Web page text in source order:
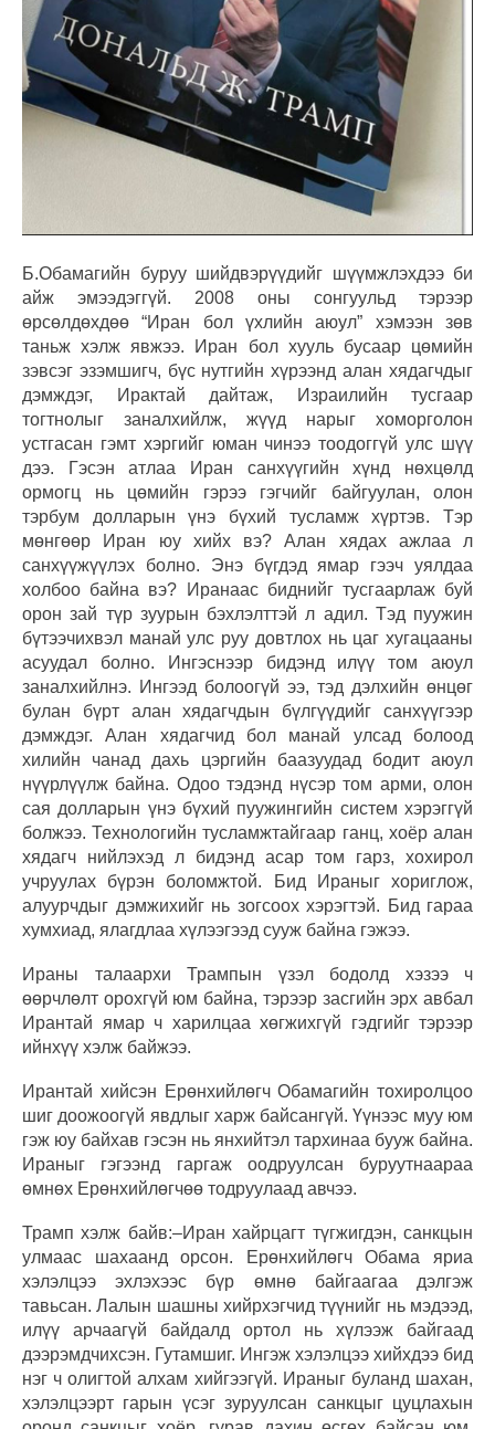
Б.Обамагийн буруу шийдвэрүүдийг шүүмжлэхдээ би
айж эмээдэггүй. 2008 оны сонгуульд тэрээр
өрсөлдөхдөө “Иран бол үхлийн аюул” хэмээн зөв
таньж хэлж явжээ. Иран бол хууль бусаар цөмийн
зэвсэг эзэмшигч, бүс нутгийн хүрээнд алан хядагчдыг
дэмждэг, Ирактай дайтаж, Израилийн тусгаар
тогтнолыг заналхийлж, жүүд нарыг хоморголон
устгасан гэмт хэргийг юман чинээ тоодоггүй улс шүү
дээ. Гэсэн атлаа Иран санхүүгийн хүнд нөхцөлд
ормогц нь цөмийн гэрээ гэгчийг байгуулан, олон
тэрбум долларын үнэ бүхий тусламж хүртэв. Тэр
мөнгөөр Иран юу хийх вэ? Алан хядах ажлаа л
санхүүжүүлэх болно. Энэ бүгдэд ямар гээч уялдаа
холбоо байна вэ? Иранаас биднийг тусгаарлаж буй
орон зай түр зуурын бэхлэлттэй л адил. Тэд пуужин
бүтээчихвэл манай улс руу довтлох нь цаг хугацааны
асуудал болно. Ингэснээр бидэнд илүү том аюул
заналхийлнэ. Ингээд болоогүй ээ, тэд дэлхийн өнцөг
булан бүрт алан хядагчдын бүлгүүдийг санхүүгээр
дэмждэг. Алан хядагчид бол манай улсад болоод
хилийн чанад дахь цэргийн баазуудад бодит аюул
нүүрлүүлж байна. Одоо тэдэнд нүсэр том арми, олон
сая долларын үнэ бүхий пуужингийн систем хэрэггүй
болжээ. Технологийн тусламжтайгаар ганц, хоёр алан
хядагч нийлэхэд л бидэнд асар том гарз, хохирол
учруулах бүрэн боломжтой. Бид Ираныг хориглож,
алуурчдыг дэмжихийг нь зогсоох хэрэгтэй. Бид гараа
хумхиад, ялагдлаа хүлээгээд сууж байна гэжээ.
Ираны талаархи Трампын үзэл бодолд хэзээ ч
өөрчлөлт орохгүй юм байна, тэрээр засгийн эрх авбал
Ирантай ямар ч харилцаа хөгжихгүй гэдгийг тэрээр
ийнхүү хэлж байжээ.
Ирантай хийсэн Ерөнхийлөгч Обамагийн тохиролцоо
шиг доожоогүй явдлыг харж байсангүй. Үүнээс муу юм
гэж юу байхав гэсэн нь янхийтэл тархинаа бууж байна.
Ираныг гэгээнд гаргаж оодруулсан буруутнаараа
өмнөх Ерөнхийлөгчөө тодруулаад авчээ.
Трамп хэлж байв:–Иран хайрцагт түгжигдэн, санкцын
улмаас шахаанд орсон. Ерөнхийлөгч Обама яриа
хэлэлцээ эхлэхээс бүр өмнө байгаагаа дэлгэж
тавьсан. Лалын шашны хийрхэгчид түүнийг нь мэдээд,
илүү арчаагүй байдалд ортол нь хүлээж байгаад
дээрэмдчихсэн. Гутамшиг. Ингэж хэлэлцээ хийхдээ бид
нэг ч олигтой алхам хийгээгүй. Ираныг буланд шахан,
хэлэлцээрт гарын үсэг зуруулсан санкцыг цуцлахын